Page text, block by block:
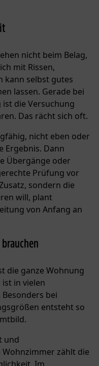
nicht beim Belag,
mit Rissen,
kann selbst gutes
lassen. Gerade bei
die Versuchung
Das rächt sich oft.
nicht eben oder
Ergebnis. Dann
Übergänge oder
Prüfung vor
sondern die
will, plant
von Anfang an
die ganze Wohnung
in vielen
bei
entsteht so
und
zählt die